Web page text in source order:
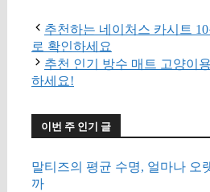
추천하는 네이처스 카시트
로 확인하세요
추천 인기 방수 매트 고양이
하세요!
이번 주 인기 글
말티즈의 평균 수명, 얼마나 오
까